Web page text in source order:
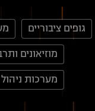
גופים ציבוריים
מוזיאונים
מערכות